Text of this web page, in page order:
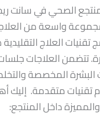
الصحي في سانت
واسعة من
تقنيات العلاج
تتضمن العلاجات
البشرة المخصصة
تقنيات متقدمة. إليك
داخل المنتجع: